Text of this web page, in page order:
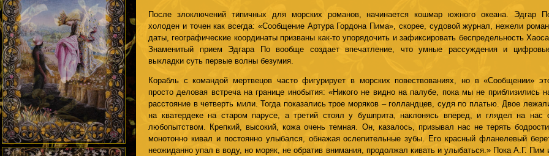
После злоключений типичных для морских романов, начинается кошмар южного океана. Эдгар
холоден и точен как всегда: «Сообщение Артура Гордона Пима», скорее, судовой журнал, нежели
даты, географические координаты призваны как-то упорядочить и зафиксировать беспредельность Хаоса.
Знаменитый прием Эдгара По вообще создает впечатление, что умные рассуждения и
выкладки суть первые волны безумия.
Корабль с командой мертвецов часто фигурирует в морских повествованиях, но в «Сообщении»
просто деловая встреча на границе инобытия: «Никого не видно на палубе, пока мы не приблизились
расстояние в четверть мили. Тогда показались трое моряков – голландцев, судя по платью. Двое
на кватердеке на старом парусе, а третий стоял у бушприта, наклонясь вперед, и глядел на нас
любопытством. Крепкий, высокий, кожа очень темная. Он, казалось, призывал нас не терять бодрости,
монотонно кивал и постоянно улыбался, обнажая ослепительные зубы. Его красный фланелевый
неожиданно упал в воду, но моряк, не обратив внимания, продолжал кивать и улыбаться.» Пока А.Г. Пим